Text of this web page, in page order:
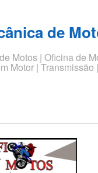
de
Motos | Oficina de
Motor |